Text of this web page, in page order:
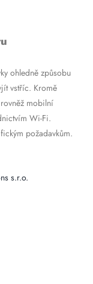
ohledně způsobu
vstříc. Kromě
mobilní
Wi-Fi.
požadavkům.
s.r.o.